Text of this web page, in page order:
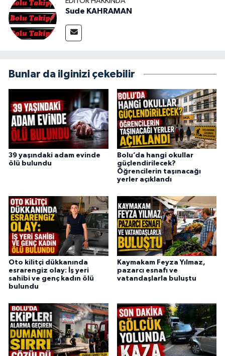
Sude KAHRAMAN
Bunlar da ilginizi çekebilir
39 yaşındaki adam evinde
ölü bulundu
Bolu’da hangi okullar
güçlendirilecek?
Öğrencilerin taşınacağı
yerler açıklandı
Oto kilitçi dükkanında
esrarengiz olay: İş yeri
sahibi ve genç kadın ölü
bulundu
Kaymakam Feyza Yılmaz,
pazarcı esnafı ve
vatandaşlarla buluştu